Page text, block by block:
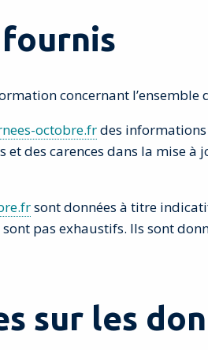
concernant l’ensemble
octobre.frdes
des carences dans la mise à
sont données à titre
sont pas exhaustifs. Ils sont
sur les